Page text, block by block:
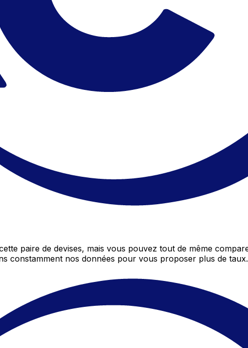
paire de devises, mais vous pouvez tout de même
constamment nos données pour vous proposer plus de taux.